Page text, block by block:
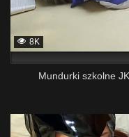
8K
Mundurki szkolne